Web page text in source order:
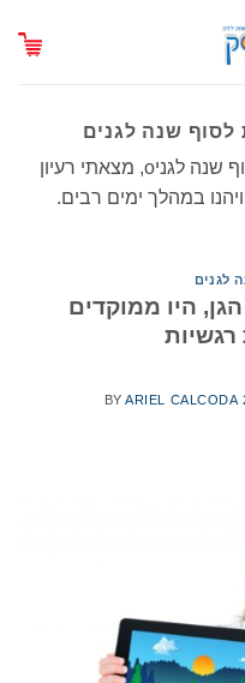
לסוף שנה לגנים
למחפשים בקדחתנות מתנות לסוף שנה לגניo, מצאתי רעיון
במהלך ימים רבים.
לגנים
היו ממוקדים
BYARIEL CALCODA